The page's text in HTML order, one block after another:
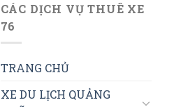
CÁC DỊCH VỤ THUÊ XE
76
TRANG CHỦ
XE DU LỊCH QUẢNG